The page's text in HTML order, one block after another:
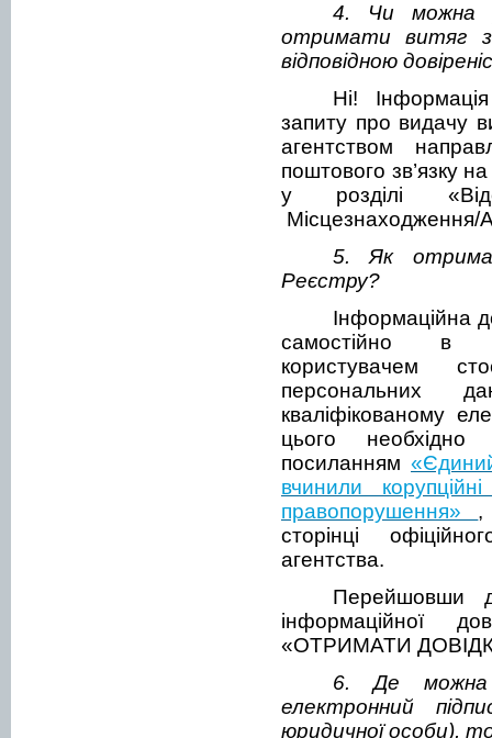
4. Чи можна у
отримати витяг
відповідною
Ні!
запиту про видачу
агентством
поштового зв’язку
у розділі
Місцезнаходження/
5. Як
Реєстру?
Інформаційна
самостійно в
користувачем
персональних
кваліфікованому
цього
посиланням
вчинили
правопорушення» ,
сторінці
агентства.
Перейшовши
інформаційної
«ОТРИМАТИ
6. Де можна
електронний
юридичної особи),